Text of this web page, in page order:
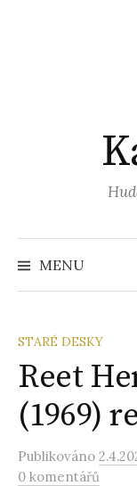
MENU
STARÉ DESKY
Reet
(1969)
Publikováno
0 komentářů